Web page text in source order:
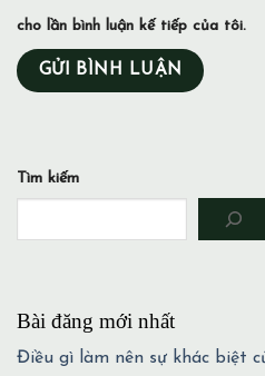
cho lần bình luận kế tiếp của tôi.
Tìm kiếm
Bài đăng mới nhất
Điều gì làm nên sự khác biệt